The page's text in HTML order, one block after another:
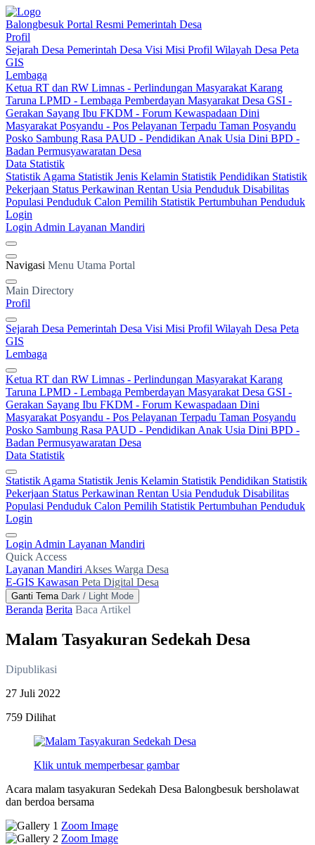
Balongbesuk Portal Resmi Pemerintah Desa
Profil
Sejarah Desa Pemerintah Desa Visi Misi Profil Wilayah Desa Peta
GIS
Lembaga
Ketua RT dan RW Limnas - Perlindungan Masyarakat Karang
Taruna LPMD - Lembaga Pemberdayan Masyarakat Desa GSI -
Gerakan Sayang Ibu FKDM - Forum Kewaspadaan Dini
Masyarakat Posyandu - Pos Pelayanan Terpadu Taman Posyandu
Posko Sambung Rasa PAUD - Pendidikan Anak Usia Dini BPD -
Badan Permusyawaratan Desa
Data Statistik
Statistik Agama Statistik Jenis Kelamin Statistik Pendidikan Statistik
Pekerjaan Status Perkawinan Rentan Usia Penduduk Disabilitas
Populasi Penduduk Calon Pemilih Statistik Pertumbuhan Penduduk
Login
Login Admin Layanan Mandiri
Navigasi Menu Utama Portal
Main Directory
Profil
Sejarah Desa Pemerintah Desa Visi Misi Profil Wilayah Desa Peta
GIS
Lembaga
Ketua RT dan RW Limnas - Perlindungan Masyarakat Karang
Taruna LPMD - Lembaga Pemberdayan Masyarakat Desa GSI -
Gerakan Sayang Ibu FKDM - Forum Kewaspadaan Dini
Masyarakat Posyandu - Pos Pelayanan Terpadu Taman Posyandu
Posko Sambung Rasa PAUD - Pendidikan Anak Usia Dini BPD -
Badan Permusyawaratan Desa
Data Statistik
Statistik Agama Statistik Jenis Kelamin Statistik Pendidikan Statistik
Pekerjaan Status Perkawinan Rentan Usia Penduduk Disabilitas
Populasi Penduduk Calon Pemilih Statistik Pertumbuhan Penduduk
Login
Login Admin Layanan Mandiri
Quick Access
Layanan Mandiri Akses Warga Desa
E-GIS Kawasan Peta Digital Desa
Ganti Tema Dark / Light Mode
Beranda Berita Baca Artikel
Malam Tasyakuran Sedekah Desa
Dipublikasi
27 Juli 2022
759 Dilihat
Klik untuk memperbesar gambar
Acara malam tasyakuran Sedekah Desa Balongbesuk bersholawat
dan berdoa bersama
Zoom Image
Zoom Image